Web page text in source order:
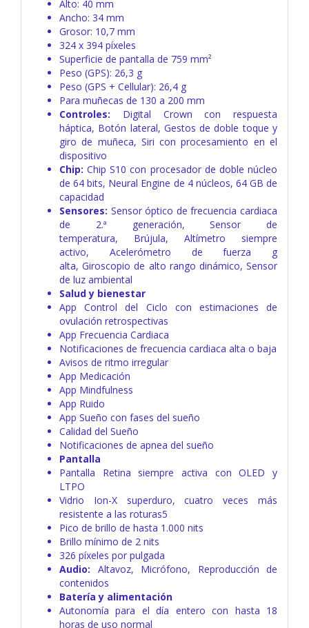
Alto: 40 mm
Ancho: 34 mm
Grosor: 10,7 mm
324 x 394 píxeles
Superficie de pantalla de 759 mm²
Peso (GPS): 26,3 g
Peso (GPS + Cellular): 26,4 g
Para muñecas de 130 a 200 mm
Controles:
Digital Crown con respuesta
háptica, Botón lateral, Gestos de doble toque y
giro de muñeca, Siri con procesamiento en el
dispositivo
Chip: Chip S10 con procesador de doble núcleo
de 64 bits, Neural Engine de 4 núcleos, 64 GB de
capacidad
Sensores: Sensor óptico de frecuencia cardiaca
de 2.ª generación,Sensor de
temperatura, Brújula, Altímetro siempre
activo, Acelerómetro de fuerza g
alta,Giroscopio de alto rango dinámico,Sensor
de luz ambiental
Salud y bienestar
App Control del Ciclo con estimaciones de
ovulación retrospectivas
App Frecuencia Cardiaca
Notificaciones de frecuencia cardiaca alta o baja
Avisos de ritmo irregular
App Medicación
App Mindfulness
App Ruido
App Sueño con fases del sueño
Calidad del Sueño
Notificaciones de apnea del sueño
Pantalla
Pantalla Retina siempre activa con OLED y
LTPO
Vidrio Ion-X superduro, cuatro veces más
resistente a las roturas5
Pico de brillo de hasta 1.000 nits
Brillo mínimo de 2 nits
326 píxeles por pulgada
Audio:
Altavoz, Micrófono, Reproducción de
contenidos
Batería y alimentación
Autonomía para el día entero con hasta 18
horas de uso normal